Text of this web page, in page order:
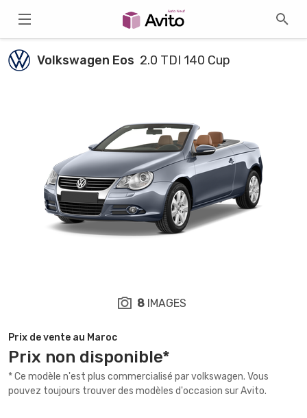
Volkswagen Eos 2.0 TDI 140 Cup
Prix de vente au Maroc
Prix non disponible*
* Ce modèle n'est plus commercialisé par volkswagen. Vous
pouvez toujours trouver des modèles d'occasion sur Avito.
8 IMAGES